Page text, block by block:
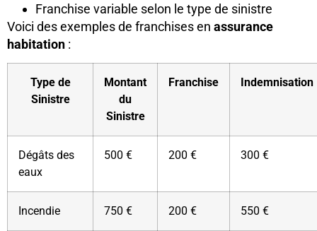
Franchise variable selon le type de sinistre
Voici des exemples de franchises en assurance
habitation :
Type de
Sinistre
Montant
du
Sinistre
Franchise Indemnisation
Dégâts des
eaux
500 € 200 € 300 €
Incendie 750 € 200 € 550 €